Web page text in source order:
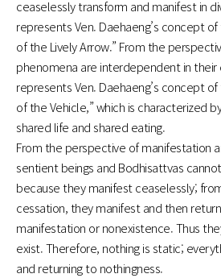
ceaselessly transform and manifest in
represents Ven. Daehaeng’s concept
of the Lively Arrow.” From the
phenomena are interdependent in their
represents Ven. Daehaeng’s concept
of the Vehicle,” which is characterized
shared life and shared eating.
From the perspective of manifestation
sentient beings and Bodhisattvas
because they manifest ceaselessly;
cessation, they manifest and then
manifestation or nonexistence. Thus
exist. Therefore, nothing is static;
and returning to nothingness.